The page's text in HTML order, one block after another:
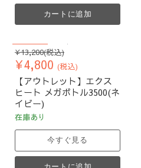
カートに追加
元
の
価
格
¥13,200(税込)
現
在
の
価
格
¥4,800 (税込)
【アウトレット】エクス
ヒート メガボトル3500(ネ
イビー)
在庫あり
今すぐ見る